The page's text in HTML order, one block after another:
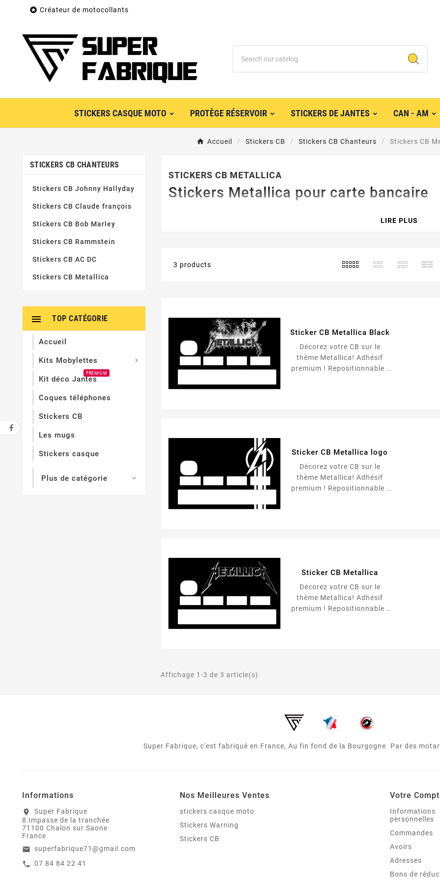
 Créateur de motocollants
STICKERS CASQUE MOTO PROTÈGE RÉSERVOIR STICKERS DE JANTES CAN - AM
Accueil Stickers CB Stickers CB Chanteurs Stickers CB
STICKERS CB CHANTEURS
Stickers CB Johnny Hallyday
Stickers CB Claude françois
Stickers CB Bob Marley
Stickers CB Rammstein
Stickers CB AC DC
Stickers CB Metallica
TOP CATÉGORIE

Accueil
Kits Mobylettes 
Kit déco Jantes
PREMIUM
Coques téléphones
Stickers CB
Les mugs
Stickers casque
Plus de catégorie 
STICKERS CB METALLICA
Stickers Metallica pour carte bancaire
to Black ? Le petit bonhomme en mousse ? Master of Puppets ?
Les autocollants sont découpés à la forme de la cb, en ayant laissé la place
LIRE PLUS
3 products
Sticker CB Metallica Black
Décorez votre CB sur le
thème Metallica! Adhésif
premium ! Repositionnable !
Sticker CB Metallica logo
Décorez votre CB sur le
thème Metallica! Adhésif
premium ! Repositionnable !
Sticker CB Metallica
Décorez votre CB sur le
thème Metallica! Adhésif
premium ! Repositionnable !
Affichage 1-3 de 3 article(s)
Super Fabrique, c'est fabriqué en France, Au fin fond de la Bourgogne. Par des
Informations
location_on
Super Fabrique
8 Impasse de la tranchée
71100 Chalon sur Saone
France
email superfabrique71@gmail.com
call 07 84 84 22 41
Nos Meilleures Ventes
stickers casque moto
Stickers Warning
Stickers CB
Votre
Informations
personnelles
Commandes
Avoirs
Adresses
Bons de